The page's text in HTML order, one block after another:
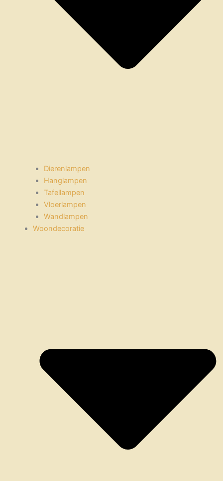
Dierenlampen
Hanglampen
Tafellampen
Vloerlampen
Wandlampen
Woondecoratie